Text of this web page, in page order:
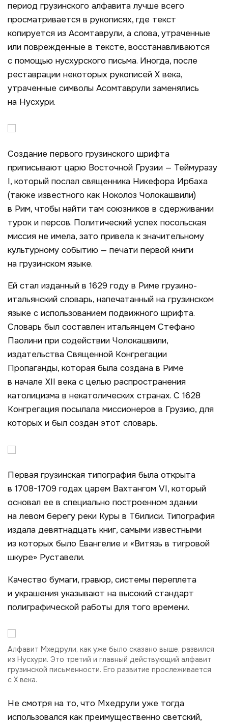
период грузинского алфавита лучше всего
просматривается в рукописях, где текст
копируется из Асомтаврули, а слова, утраченные
или поврежденные в тексте, восстанавливаются
с помощью нусхурского письма. Иногда, после
реставрации некоторых рукописей X века,
утраченные символы Асомтаврули заменялись
на Нусхури.
Создание первого грузинского шрифта
приписывают царю Восточной Грузии — Теймуразу
I, который послал священника Никефора Ирбаха
(также известного как Ноколоз Чолокашвили)
в Рим, чтобы найти там союзников в сдерживании
турок и персов. Политический успех посольская
миссия не имела, зато привела к значительному
культурному событию — печати первой книги
на грузинском языке.
Ей стал изданный в 1629 году в Риме грузино-
итальянский словарь, напечатанный на грузинском
языке с использованием подвижного шрифта.
Словарь был составлен итальянцем Стефано
Паолини при содействии Чолокашвили,
издательства Священной Конгрегации
Пропаганды, которая была создана в Риме
в начале XII века с целью распространения
католицизма в некатолических странах. С 1628
Конгрегация посылала миссионеров в Грузию, для
которых и был создан этот словарь.
Первая грузинская типография была открыта
в 1708-1709 годах царем Вахтангом VI, который
основал ее в специально построенном здании
на левом берегу реки Куры в Тбилиси. Типография
издала девятнадцать книг, самыми известными
из которых было Евангелие и «Витязь в тигровой
шкуре» Руставели.
Качество бумаги, гравюр, системы переплета
и украшения указывают на высокий стандарт
полиграфической работы для того времени.
Алфавит Мхедрули, как уже было сказано выше, развился
из Нусхури. Это третий и главный действующий алфавит
грузинской письменности. Его развитие прослеживается
с X века.
Не смотря на то, что Мхедрули уже тогда
использовался как преимущественно светский,